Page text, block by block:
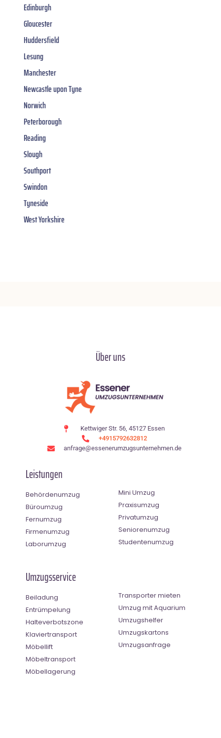
Edinburgh
Gloucester
Huddersfield
Lesung
Manchester
Newcastle upon Tyne
Norwich
Peterborough
Reading
Slough
Southport
Swindon
Tyneside
West Yorkshire
Über uns
Kettwiger Str. 56, 45127 Essen
+4915792632812
anfrage@essenerumzugsunternehmen.de
Leistungen
Behördenumzug
Büroumzug
Fernumzug
Firmenumzug
Laborumzug
Mini Umzug
Praxisumzug
Privatumzug
Seniorenumzug
Studentenumzug
Umzugsservice
Beiladung
Entrümpelung
Halteverbotszone
Klaviertransport
Möbellift
Möbeltransport
Möbellagerung
Transporter mieten
Umzug mit Aquarium
Umzugshelfer
Umzugskartons
Umzugsanfrage